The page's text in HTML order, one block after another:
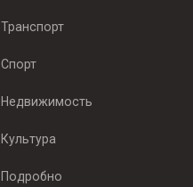
Транспорт
Спорт
Недвижимость
Культура
Подробно